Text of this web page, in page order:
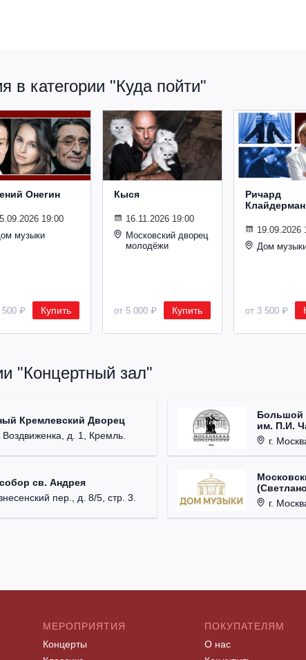
в категории "Куда пойти"
Онегин
19:00
музыки
500 ₽ Купить
Кыся
16.11.2026 19:00
Московский дворец
молодёжи
от 5 000 ₽ Купить
Ричард
Клайдерман
19.09.2026
Дом
от 3 500 ₽
"Концертный зал"
Кремлевский Дворец
Воздвиженка, д. 1, Кремль.
св. Андрея
пер., д. 8/5, стр. 3.
Большой
им. П.И.
г.
г.
МЕРОПРИЯТИЯ
Концерты
ПОКУПАТЕЛЯМ
О нас